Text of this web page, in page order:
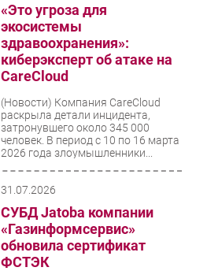
«Это угроза для
экосистемы
здравоохранения»:
киберэксперт об атаке на
CareCloud
(Новости) Компания CareCloud
раскрыла детали инцидента,
затронувшего около 345 000
человек. В период с 10 по 16 марта
2026 года злоумышленники...
31.07.2026
СУБД Jatoba компании
«Газинформсервис»
обновила сертификат
ФСТЭК